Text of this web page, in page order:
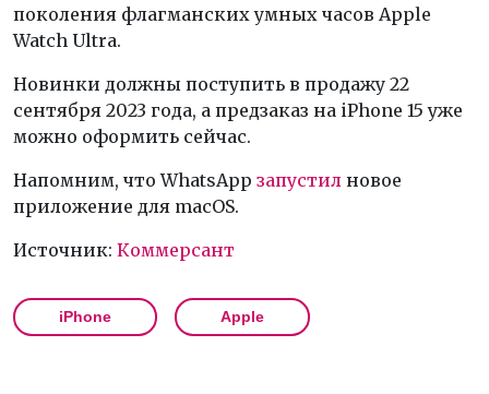
поколения флагманских умных часов Apple
Watch Ultra.
Новинки должны поступить в продажу 22
сентября 2023 года, а предзаказ на iPhone 15 уже
можно оформить сейчас.
Напомним, что WhatsApp запустил новое
приложение для macOS.
Источник: Коммерсант
iPhone Apple